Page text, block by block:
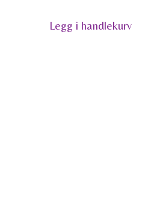
Legg i handlekurv